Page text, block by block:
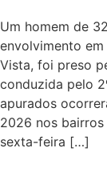
Um homem de
envolvimento
Vista, foi preso
conduzida pelo
apurados
2026 nos
sexta-feira […]